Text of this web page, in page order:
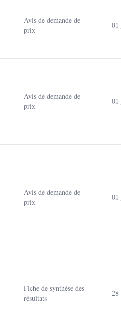
Avis de demande de
prix
01
Avis de demande de
prix
01
Avis de demande de
prix
01
Fiche de synthèse des
résultats
28